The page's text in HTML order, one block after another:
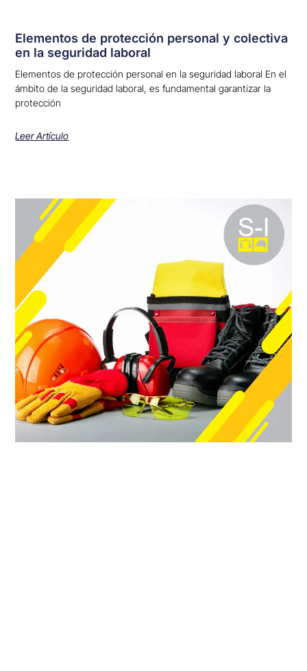
Elementos de protección personal y colectiva
en la seguridad laboral
Elementos de protección personal en la seguridad laboral En el
ámbito de la seguridad laboral, es fundamental garantizar la
protección
Leer Artículo